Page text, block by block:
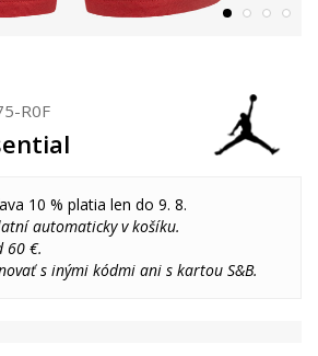
R0F
10 % platia len do 9. 8.
automaticky v košíku.
60 €.
s inými kódmi ani s kartou S&B.